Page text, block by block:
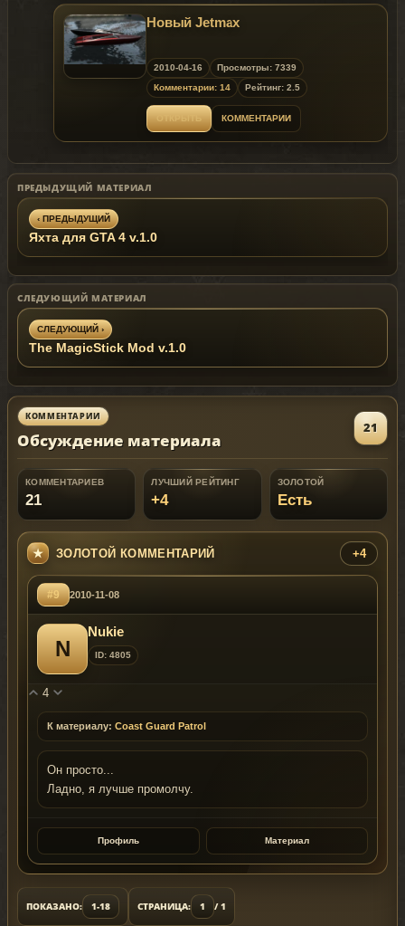
Новый Jetmax
2010-04-16
Просмотры: 7339
Комментарии: 14
Рейтинг: 2.5
ОТКРЫТЬ КОММЕНТАРИИ
ПРЕДЫДУЩИЙ МАТЕРИАЛ
‹ ПРЕДЫДУЩИЙ
Яхта для GTA 4 v.1.0
СЛЕДУЮЩИЙ МАТЕРИАЛ
СЛЕДУЮЩИЙ ›
The MagicStick Mod v.1.0
КОММЕНТАРИИ
Обсуждение материала
21
КОММЕНТАРИЕВ
21
ЛУЧШИЙ РЕЙТИНГ
+4
ЗОЛОТОЙ
Есть
ЗОЛОТОЙ КОММЕНТАРИЙ +4
#9 2010-11-08
N
Nukie
ID: 4805
4
К материалу: Coast Guard Patrol
Он просто...
Ладно, я лучше промолчу.
Профиль Материал
ПОКАЗАНО: 1-18 СТРАНИЦА: 1 / 1